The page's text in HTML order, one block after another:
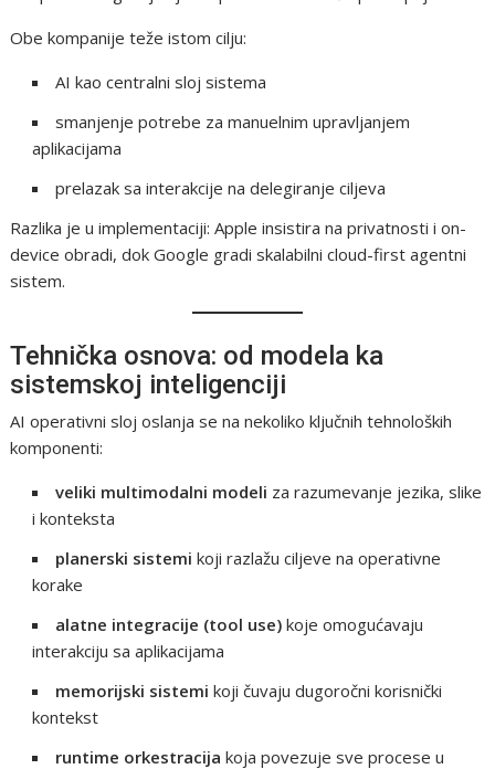
Obe kompanije teže istom cilju:
AI kao centralni sloj sistema
smanjenje potrebe za manuelnim upravljanjem
aplikacijama
prelazak sa interakcije na delegiranje ciljeva
Razlika je u implementaciji: Apple insistira na privatnosti i on-
device obradi, dok Google gradi skalabilni cloud-first agentni
sistem.
Tehnička osnova: od modela ka
sistemskoj inteligenciji
AI operativni sloj oslanja se na nekoliko ključnih tehnoloških
komponenti:
veliki multimodalni modeli za razumevanje jezika, slike
i konteksta
planerski sistemi koji razlažu ciljeve na operativne
korake
alatne integracije (tool use) koje omogućavaju
interakciju sa aplikacijama
memorijski sistemi koji čuvaju dugoročni korisnički
kontekst
runtime orkestracija koja povezuje sve procese u